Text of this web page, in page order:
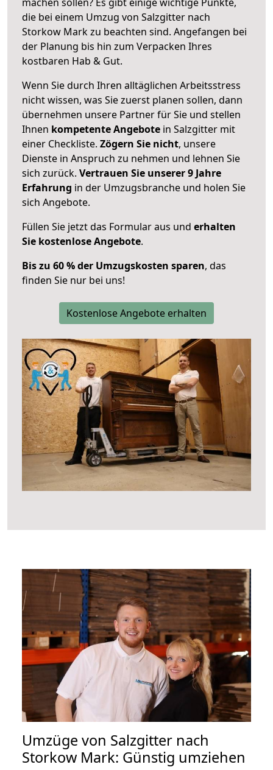
die bei einem Umzug von Salzgitter nach
Storkow Mark zu beachten sind. Angefangen bei
der Planung bis hin zum Verpacken Ihres
kostbaren Hab & Gut.
Wenn Sie durch Ihren alltäglichen Arbeitsstress
nicht wissen, was Sie zuerst planen sollen, dann
übernehmen unsere Partner für Sie und stellen
Ihnen kompetente Angebote in Salzgitter mit
einer Checkliste. Zögern Sie nicht, unsere
Dienste in Anspruch zu nehmen und lehnen Sie
sich zurück. Vertrauen Sie unserer 9 Jahre
Erfahrung in der Umzugsbranche und holen Sie
sich Angebote.
Füllen Sie jetzt das Formular aus und erhalten
Sie kostenlose Angebote.
Bis zu 60 % der Umzugskosten sparen, das
finden Sie nur bei uns!
Kostenlose Angebote erhalten
Umzüge von Salzgitter nach
Storkow Mark: Günstig umziehen